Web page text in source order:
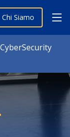
Chi Siamo